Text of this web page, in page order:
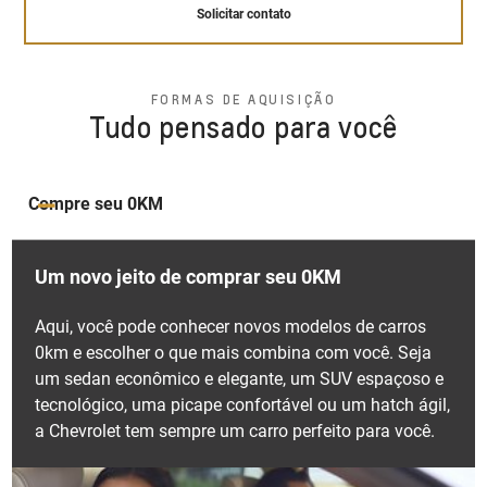
para enfrentar qualquer tipo
de terreno
Bancos ajustáveis e com
densidade variável
Isolamento acústico
reforçado
Ao identificar desvios, além de alertar o motorista,
Alerta de tráfego cruzado
traseiro
tecnologia alerta o motorista sempre que detectar
Solicitar contato
exclusividade, um interior com novos tapetes de visual
marcantes, e uma traseira repleta de inovações.
Solicitar contato
Solicitar contato
FORMAS DE AQUISIÇÃO
Tudo pensado para você
Compre seu 0KM
Um novo jeito de comprar seu 0KM
Aqui, você pode conhecer novos modelos de carros
0km e escolher o que mais combina com você. Seja
um sedan econômico e elegante, um SUV espaçoso e
tecnológico, uma picape confortável ou um hatch ágil,
a Chevrolet tem sempre um carro perfeito para você.